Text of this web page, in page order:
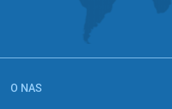
O NAS